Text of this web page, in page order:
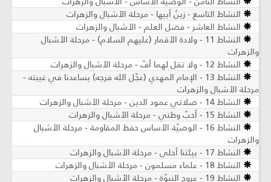
النشاط التاسع - زينُ أبيها - مرحلة الأشبال والزهرات
النشاط العاشر - فضل العلم - الأشبال والزهرات
النشاط 11 - ولادة الأقمار (عليهم السلام) - مرحلة الأشبال
والزهرات
النشاط 12 - ولا تقل لهما أفّ - مرحلة الأشبال والزهرات
النشاط 13 - الإمام المهدي (عجّل الله فرجه) يساعدنا في غيبته -
مرحلة الأشبال والزهرات
النشاط 14 - صلاتي عمود الدين - مرحلة الأشبال والزهرات
النشاط 15 - أحبّ وطني - مرحلة الأشبال والزهرات
النشاط 16 - الوصيّة الأساس حفظ المقاومة - مرحلة الأشبال
والزهرات
النشاط 17 - بيئتنا أحلى - مرحلة الأشبال والزهرات
النشاط 18 - علماء مسلمون - مرحلة الأشبال والزهرات
النشاط 19 - عروج النبوّة - مرحلة الأشبال والزهرات